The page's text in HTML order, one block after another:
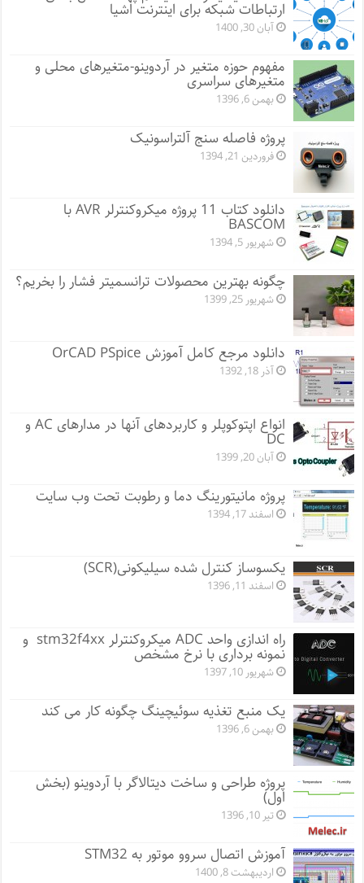
ارتباطات شبکه برای اینترنت اشیا
آبان 30, 1400
مفهوم حوزه متغیر در آردوینو-متغیرهای محلی و
متغیرهای سراسری
بهمن 6, 1396
پروژه فاصله سنج آلتراسونیک
فروردین 21, 1394
دانلود کتاب 11 پروژه میکروکنترلر AVR با
BASCOM
شهریور 5, 1394
چگونه بهترین محصولات ترانسمیتر فشار را بخریم؟
شهریور 25, 1399
دانلود مرجع کامل آموزش OrCAD PSpice
آذر 18, 1392
انواع اپتوکوپلر و کاربردهای آنها در مدارهای AC و
DC
آبان 20, 1399
پروژه مانيتورينگ دما و رطوبت تحت وب سایت
اسفند 17, 1394
یکسوساز کنترل شده سیلیکونی(SCR)
اسفند 11, 1396
راه اندازی واحد ADC میکروکنترلر stm32f4xx و
نمونه برداری با نرخ مشخص
شهریور 10, 1397
یک منبع تغذیه سوئیچینگ چگونه کار می کند
بهمن 6, 1396
پروژه طراحی و ساخت دیتالاگر با آردوینو (بخش
اول)
تیر 10, 1396
آموزش اتصال سروو موتور به STM32
اردیبهشت 8, 1400